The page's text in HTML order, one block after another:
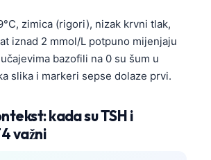
zimica (rigori), nizak krvni tlak,
iznad 2 mmol/L potpuno mijenjaju
bazofili na 0 su šum u
slika i markeri sepse dolaze prvi.
kada su TSH i
važni